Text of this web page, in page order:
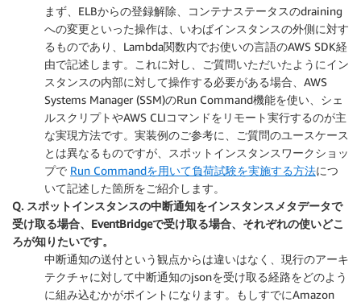
まず、ELBからの登録解除、コンテナステータスのdraining
への変更といった操作は、いわばインスタンスの外側に対す
るものであり、Lambda関数内でお使いの言語のAWS SDK経
由で記述します。これに対し、ご質問いただいたようにイン
スタンスの内部に対して操作する必要がある場合、AWS
Systems Manager (SSM)のRun Command機能を使い、シェ
ルスクリプトやAWS CLIコマンドをリモート実行するのが主
な実現方法です。実装例のご参考に、ご質問のユースケース
とは異なるものですが、スポットインスタンスワークショッ
プで Run Commandを用いて負荷試験を実施する方法につ
いて記述した箇所をご紹介します。
Q. スポットインスタンスの中断通知をインスタンスメタデータで
受け取る場合、EventBridgeで受け取る場合、それぞれの使いどこ
ろが知りたいです。
中断通知の送付という観点からは違いはなく、現行のアーキ
テクチャに対して中断通知のjsonを受け取る経路をどのよう
に組み込むかがポイントになります。もしすでにAmazon